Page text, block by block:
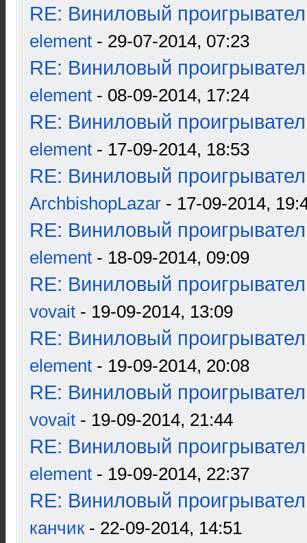
RE: Виниловый
element - 29-07-2014, 07:23
RE: Виниловый
element - 08-09-2014, 17:24
RE: Виниловый
element - 17-09-2014, 18:53
RE: Виниловый
ArchbishopLazar - 17-09-2014,
RE: Виниловый
element - 18-09-2014, 09:09
RE: Виниловый
vovait - 19-09-2014, 13:09
RE: Виниловый
element - 19-09-2014, 20:08
RE: Виниловый
vovait - 19-09-2014, 21:44
RE: Виниловый
element - 19-09-2014, 22:37
RE: Виниловый
канчик- 22-09-2014, 14:51